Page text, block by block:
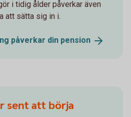
i tidig ålder påverkar även
att sätta sig in i.
påverkar din pension
sent att börja